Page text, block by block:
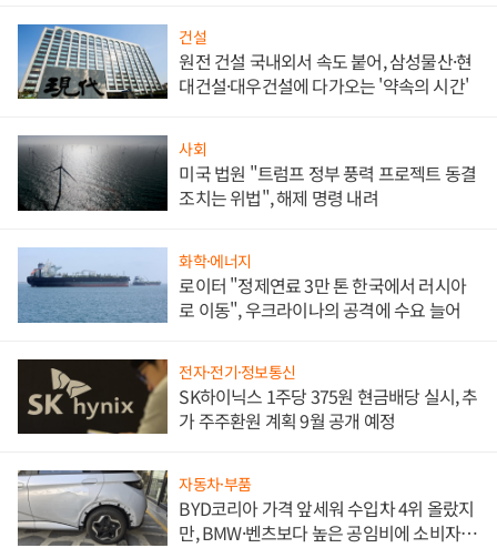
건설
원전 건설 국내외서 속도 붙어, 삼성물산·현
대건설·대우건설에 다가오는 '약속의 시간'
사회
미국 법원 "트럼프 정부 풍력 프로젝트 동결
조치는 위법", 해제 명령 내려
화학·에너지
로이터 "정제연료 3만 톤 한국에서 러시아
로 이동", 우크라이나의 공격에 수요 늘어
전자·전기·정보통신
SK하이닉스 1주당 375원 현금배당 실시, 추
가 주주환원 계획 9월 공개 예정
자동차·부품
BYD코리아 가격 앞세워 수입차 4위 올랐지
만, BMW·벤츠보다 높은 공임비에 소비자